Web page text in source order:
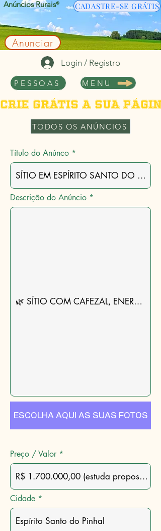
MENU
Anunciar
Login / Registro
Anúncios Rurais®
PESSOAS
CADASTRE-SE GRÁTIS
Crie grátis a sua
TODOS OS ANÚNCIOS
Título do Anúnco
Descrição do Anúncio
ESCOLHA AQUI AS SUAS FOTOS
Preço / Valor
Cidade